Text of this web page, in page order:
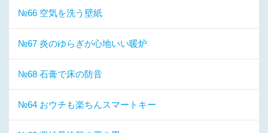
№66 空気を洗う壁紙
№67 炎のゆらぎが心地いい暖炉
№68 石膏で床の防音
№64 おウチも楽ちんスマートキー